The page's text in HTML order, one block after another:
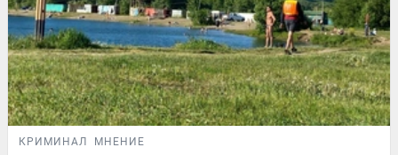
КРИМИНАЛ МНЕНИЕ